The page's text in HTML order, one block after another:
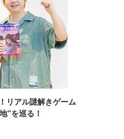
リアル謎解きゲーム
"を巡る！